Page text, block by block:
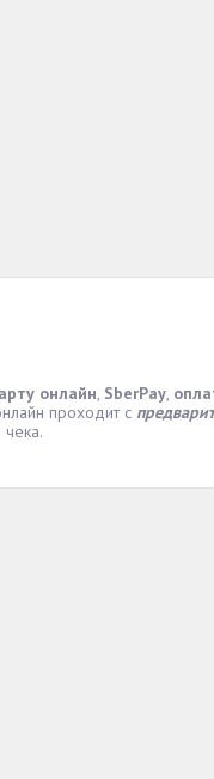
онлайн, SberPay,
проходит с